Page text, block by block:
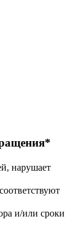
нарушает
и/или сроки